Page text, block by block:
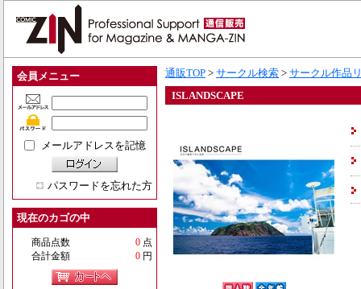
会員メニュー
メールアドレスを記憶
パスワードを忘れた方
現在のカゴの中
商品点数 0 点
合計金額
0 円
通販TOP > サークル検索 > サークル作品
ISLANDSCAPE